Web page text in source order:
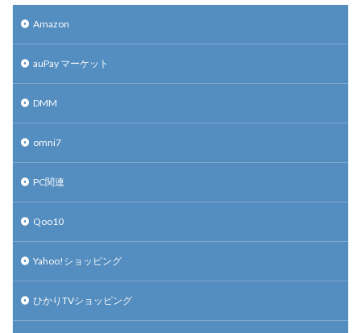
Amazon
auPay マーケット
DMM
omni7
PC関連
Qoo10
Yahoo!ショッピング
ひかりTVショッピング